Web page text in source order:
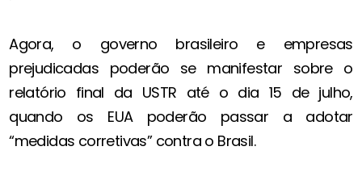
Agora, o governo brasileiro e empresas
prejudicadas poderão se manifestar sobre o
relatório final da USTR até o dia 15 de julho,
quando os EUA poderão passar a adotar
“medidas corretivas” contra o Brasil.